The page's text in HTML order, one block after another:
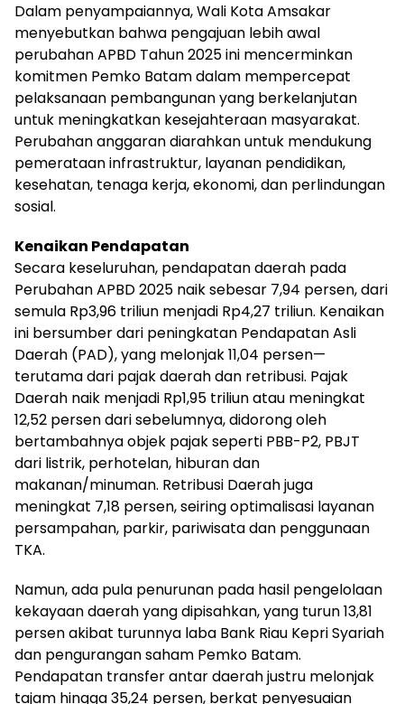
Dalam penyampaiannya, Wali Kota Amsakar
menyebutkan bahwa pengajuan lebih awal
perubahan APBD Tahun 2025 ini mencerminkan
komitmen Pemko Batam dalam mempercepat
pelaksanaan pembangunan yang berkelanjutan
untuk meningkatkan kesejahteraan masyarakat.
Perubahan anggaran diarahkan untuk mendukung
pemerataan infrastruktur, layanan pendidikan,
kesehatan, tenaga kerja, ekonomi, dan perlindungan
sosial.
Kenaikan Pendapatan
Secara keseluruhan, pendapatan daerah pada
Perubahan APBD 2025 naik sebesar 7,94 persen, dari
semula Rp3,96 triliun menjadi Rp4,27 triliun. Kenaikan
ini bersumber dari peningkatan Pendapatan Asli
Daerah (PAD), yang melonjak 11,04 persen—
terutama dari pajak daerah dan retribusi. Pajak
Daerah naik menjadi Rp1,95 triliun atau meningkat
12,52 persen dari sebelumnya, didorong oleh
bertambahnya objek pajak seperti PBB-P2, PBJT
dari listrik, perhotelan, hiburan dan
makanan/minuman. Retribusi Daerah juga
meningkat 7,18 persen, seiring optimalisasi layanan
persampahan, parkir, pariwisata dan penggunaan
TKA.
Namun, ada pula penurunan pada hasil pengelolaan
kekayaan daerah yang dipisahkan, yang turun 13,81
persen akibat turunnya laba Bank Riau Kepri Syariah
dan pengurangan saham Pemko Batam.
Pendapatan transfer antar daerah justru melonjak
tajam hingga 35,24 persen, berkat penyesuaian